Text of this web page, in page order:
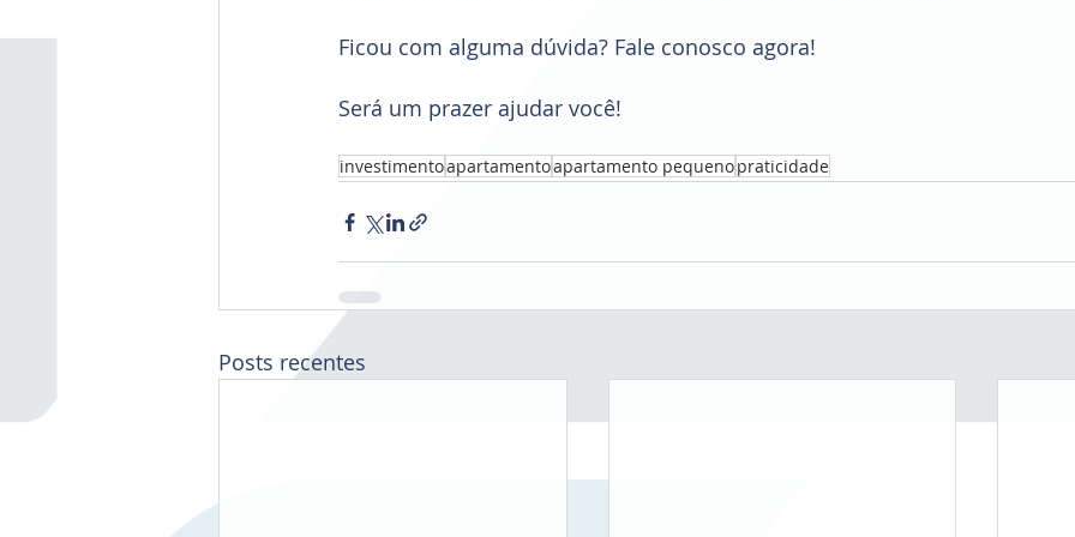
Ficou com alguma dúvida? Fale conosco agora!
Será um prazer ajudar você!
investimentoapartamentoapartamento pequenopraticidade
Posts recentes